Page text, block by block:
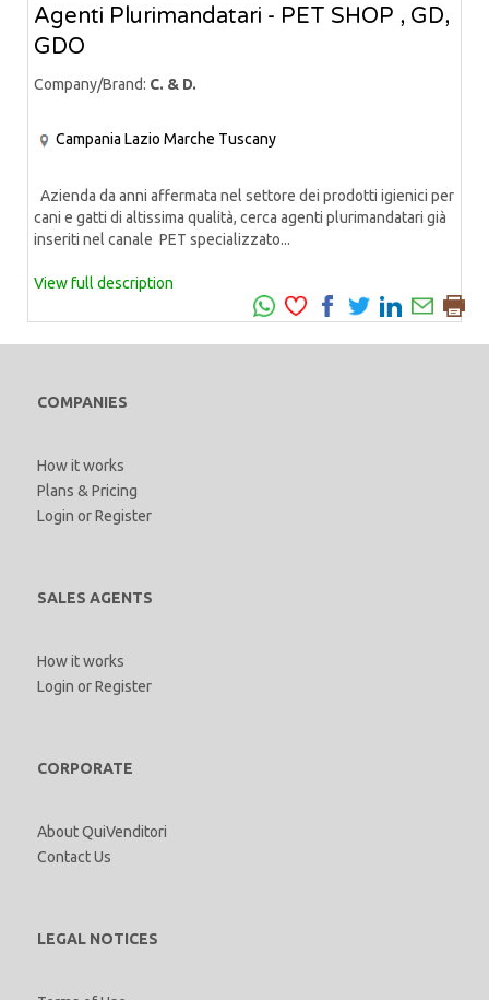
Agenti Plurimandatari - PET SHOP , GD,
GDO
Company/Brand: C. & D.
Campania Lazio Marche Tuscany
Azienda da anni affermata nel settore dei prodotti igienici per
cani e gatti di altissima qualità, cerca agenti plurimandatari già
inseriti nel canale PET specializzato...
View full description
COMPANIES
How it works
Plans & Pricing
Login orRegister
SALES AGENTS
How it works
Login orRegister
CORPORATE
About QuiVenditori
Contact Us
LEGAL NOTICES